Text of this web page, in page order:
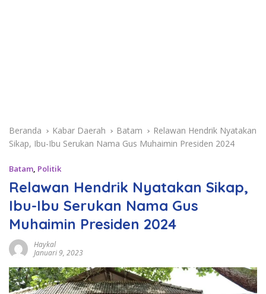
Beranda Kabar Daerah Batam
Relawan Hendrik Nyatakan
Sikap, Ibu-Ibu Serukan Nama Gus Muhaimin Presiden 2024
Batam, Politik
Relawan Hendrik Nyatakan Sikap,
Ibu-Ibu Serukan Nama Gus
Muhaimin Presiden 2024
Haykal
Januari 9, 2023